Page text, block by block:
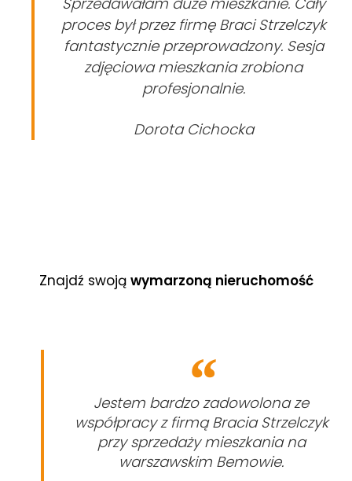
proces był przez firmę Braci Strzelczyk
fantastycznie przeprowadzony. Sesja
zdjęciowa mieszkania zrobiona
profesjonalnie.
Dorota Cichocka
Znajdź swoją wymarzoną nieruchomość
Jestem bardzo zadowolona ze
współpracy z firmą Bracia Strzelczyk
przy sprzedaży mieszkania na
warszawskim Bemowie.